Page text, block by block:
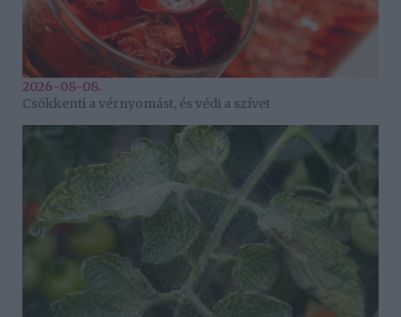
2026-08-08.
Csökkenti a vérnyomást, és védi a szívet